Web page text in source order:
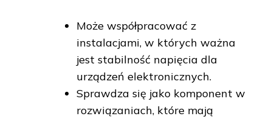
Może współpracować z
instalacjami, w których ważna
jest stabilność napięcia dla
urządzeń elektronicznych.
Sprawdza się jako komponent w
rozwiązaniach, które mają